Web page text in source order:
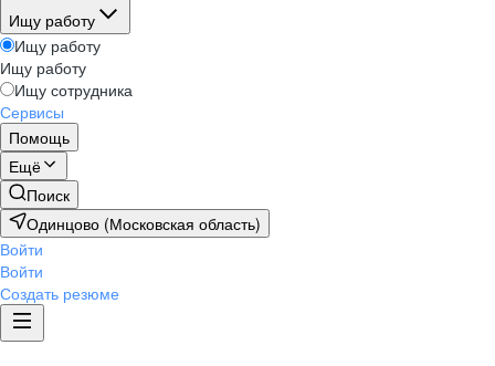
Ищу работу
Ищу работу
Ищу работу
Ищу сотрудника
Сервисы
Помощь
Ещё
Поиск
Одинцово (Московская область)
Войти
Войти
Создать резюме